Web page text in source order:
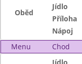
Oběd
Jídlo
Příloha
Nápoj
Menu
Chod